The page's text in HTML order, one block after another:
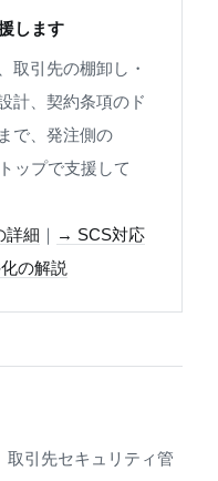
します
取引先の棚卸し・
計、契約条項のド
で、発注側の
ップで支援して
詳細 ｜ → SCS対応
の解説
取引先セキュリティ管